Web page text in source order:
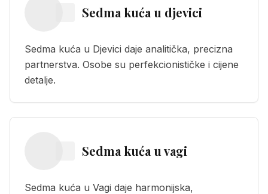
Sedma kuća u djevici
Sedma kuća u Djevici daje analitička, precizna
partnerstva. Osobe su perfekcionističke i cijene
detalje.
Sedma kuća u vagi
Sedma kuća u Vagi daje harmonijska,